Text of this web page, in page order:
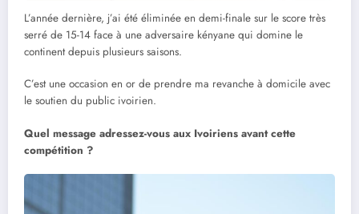
L’année dernière, j’ai été éliminée en demi-finale sur le score très
serré de 15-14 face à une adversaire kényane qui domine le
continent depuis plusieurs saisons.
C’est une occasion en or de prendre ma revanche à domicile avec
le soutien du public ivoirien.
Quel message adressez-vous aux Ivoiriens avant cette
compétition ?